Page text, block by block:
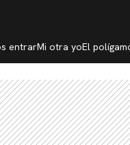
entrarMi otra yoEl